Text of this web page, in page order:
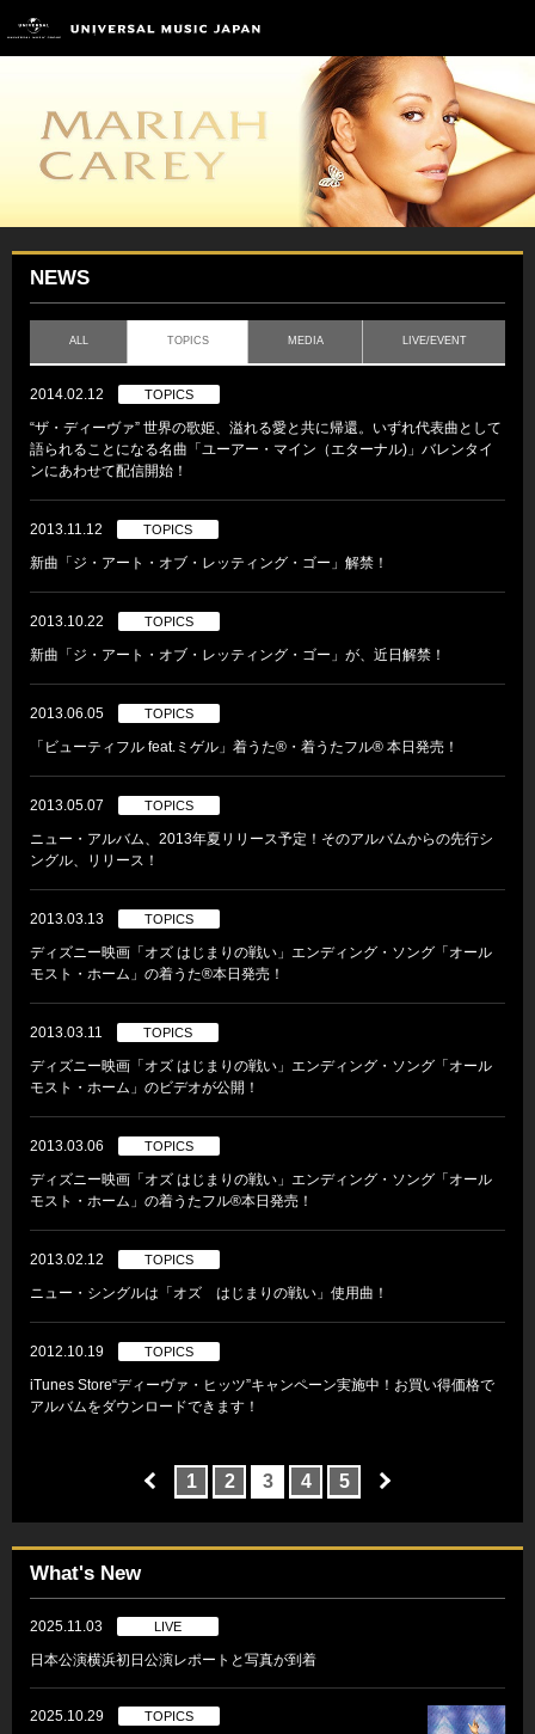
NEWS
ALL TOPICS MEDIA LIVE/EVENT
2014.02.12 TOPICS
“ザ・ディーヴァ” 世界の歌姫、溢れる愛と共に帰還。いずれ代表曲として
語られることになる名曲「ユーアー・マイン（エターナル)」バレンタイ
ンにあわせて配信開始！
2013.11.12 TOPICS
新曲「ジ・アート・オブ・レッティング・ゴー」解禁！
2013.10.22 TOPICS
新曲「ジ・アート・オブ・レッティング・ゴー」が、近日解禁！
2013.06.05 TOPICS
「ビューティフル feat.ミゲル」着うた®・着うたフル® 本日発売！
2013.05.07 TOPICS
ニュー・アルバム、2013年夏リリース予定！そのアルバムからの先行シ
ングル、リリース！
2013.03.13 TOPICS
ディズニー映画「オズ はじまりの戦い」エンディング・ソング「オール
モスト・ホーム」の着うた®本日発売！
2013.03.11 TOPICS
ディズニー映画「オズ はじまりの戦い」エンディング・ソング「オール
モスト・ホーム」のビデオが公開！
2013.03.06 TOPICS
ディズニー映画「オズ はじまりの戦い」エンディング・ソング「オール
モスト・ホーム」の着うたフル®本日発売！
2013.02.12 TOPICS
ニュー・シングルは「オズ はじまりの戦い」使用曲！
2012.10.19 TOPICS
iTunes Store“ディーヴァ・ヒッツ”キャンペーン実施中！お買い得価格で
アルバムをダウンロードできます！
1 2 3 4 5
What's New
2025.11.03 LIVE
日本公演横浜初日公演レポートと写真が到着
2025.10.29 TOPICS